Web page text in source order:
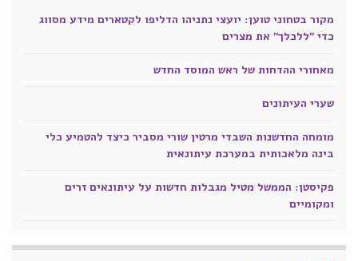
מקור בטחוני טוען: יועצי נתניהו הדליפו לקטארים מידע מסווג
כדי "ללכלך" את מצרים
מאחורי ההדחות של ראש המוסד החדש
שערי העיתונים
מומחה החדשנות השבדי מרטין שורי מסביר כיצד להטמיע כלי
בינה מלאכותית במערכת עיתונאית
פקיסטן: הממשל מטיל מגבלות חדשות על עיתונאים זרים
ומקומיים